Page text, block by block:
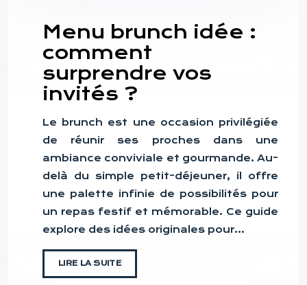
Menu brunch idée :
comment
surprendre vos
invités ?
Le brunch est une occasion privilégiée
de réunir ses proches dans une
ambiance conviviale et gourmande. Au-
delà du simple petit-déjeuner, il offre
une palette infinie de possibilités pour
un repas festif et mémorable. Ce guide
explore des idées originales pour…
LIRE LA SUITE